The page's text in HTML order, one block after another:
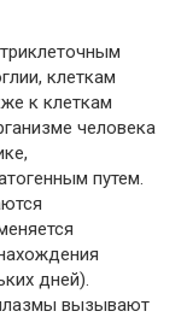
клеткам
к клеткам
человека
путем.
дней).
вызывают